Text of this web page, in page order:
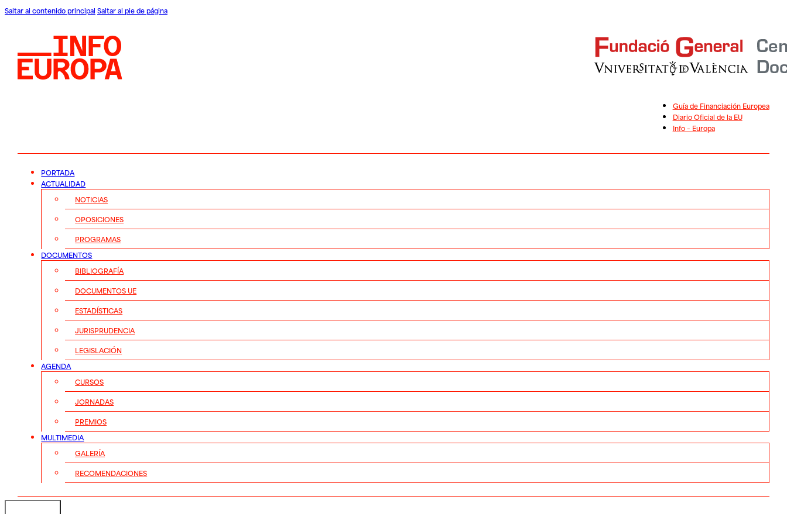
Saltar al contenido principal Saltar al pie de página
Guía de Financiación Europea
Diario Oficial de la EU
Info – Europa
PORTADA
ACTUALIDAD
NOTICIAS
OPOSICIONES
PROGRAMAS
DOCUMENTOS
BIBLIOGRAFÍA
DOCUMENTOS UE
ESTADÍSTICAS
JURISPRUDENCIA
LEGISLACIÓN
AGENDA
CURSOS
JORNADAS
PREMIOS
MULTIMEDIA
GALERÍA
RECOMENDACIONES